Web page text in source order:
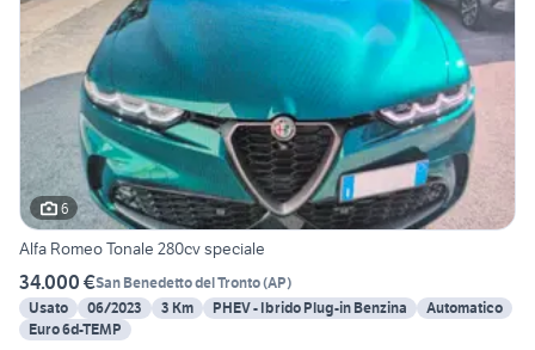
6
Alfa Romeo Tonale 280cv speciale
34.000 €San Benedetto del Tronto(AP)
Usato
06/2023 3 Km PHEV - Ibrido Plug-in Benzina
Automatico
Euro 6d-TEMP